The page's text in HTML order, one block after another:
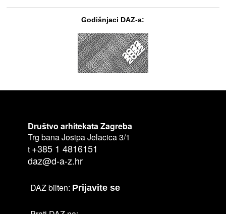
Godišnjaci DAZ-a:
Društvo arhitekata Zagreba
Trg bana Josipa Jelacica 3/1
t +385 1 4816151
daz@d-a-z.hr
DAZ bilten: Prijavite se